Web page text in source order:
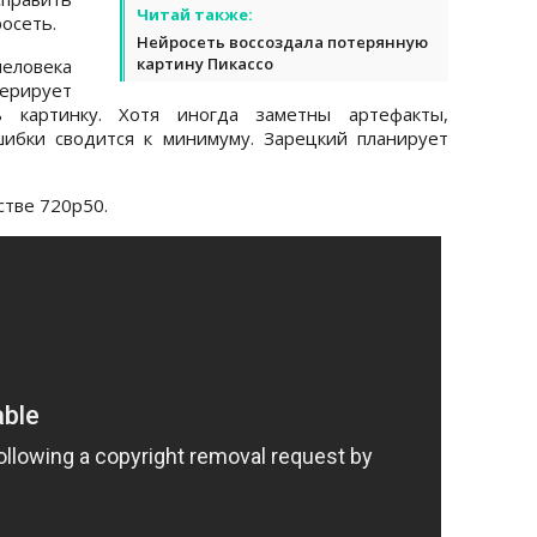
Читай также:
Нейросеть воссоздала потерянную
картину Пикассо
картинку. Хотя иногда заметны артефакты,
сводится к минимуму. Зарецкий планирует
720p50.